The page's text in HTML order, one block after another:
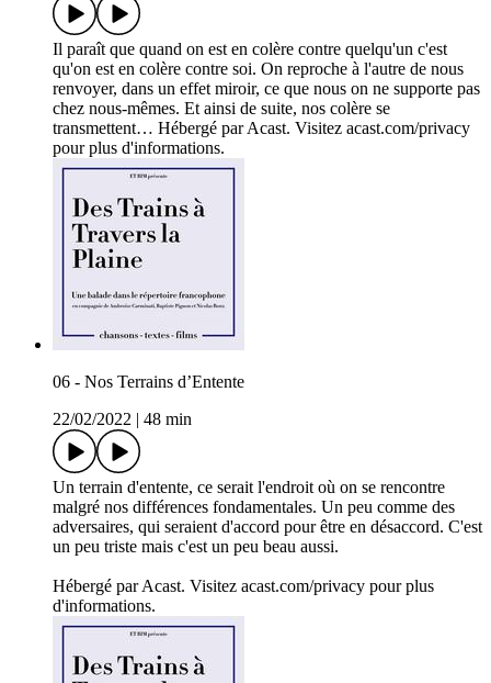
Il paraît que quand on est en colère contre quelqu'un c'est
qu'on est en colère contre soi. On reproche à l'autre de nous
renvoyer, dans un effet miroir, ce que nous on ne supporte pas
chez nous-mêmes. Et ainsi de suite, nos colère se
transmettent… Hébergé par Acast. Visitez acast.com/privacy
pour plus d'informations.
06 - Nos Terrains d’Entente
22/02/2022
48 min
Un terrain d'entente, ce serait l'endroit où on se rencontre
malgré nos différences fondamentales. Un peu comme des
adversaires, qui seraient d'accord pour être en désaccord. C'est
un peu triste mais c'est un peu beau aussi.
Hébergé par Acast. Visitez acast.com/privacy pour plus
d'informations.